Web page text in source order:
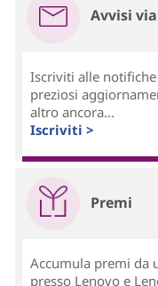
Avvisi
Iscriviti alle
preziosi
altro ancora...
Iscriviti >
Premi
Accumula premi da
presso Lenovo e